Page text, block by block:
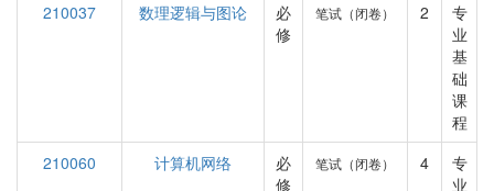
210037
数理逻辑与图论
必
修
笔试（闭卷） 2
专
业
基
础
课
程
210060
计算机网络
必
修
笔试（闭卷） 4
专
业